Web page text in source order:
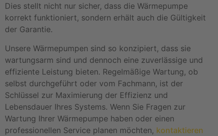
Dies stellt nicht nur sicher, dass die Wärmepumpe
korrekt funktioniert, sondern erhält auch die Gültigkeit
der Garantie.
Unsere Wärmepumpen sind so konzipiert, dass sie
wartungsarm sind und dennoch eine zuverlässige und
effiziente Leistung bieten. Regelmäßige Wartung, ob
selbst durchgeführt oder vom Fachmann, ist der
Schlüssel zur Maximierung der Effizienz und
Lebensdauer Ihres Systems. Wenn Sie Fragen zur
Wartung Ihrer Wärmepumpe haben oder einen
professionellen Service planen möchten, kontaktieren